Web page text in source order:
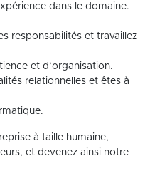
dans le domaine.
responsabilités et travaillez
et d’organisation.
relationnelles et êtes à
à taille humaine,
et devenez ainsi notre